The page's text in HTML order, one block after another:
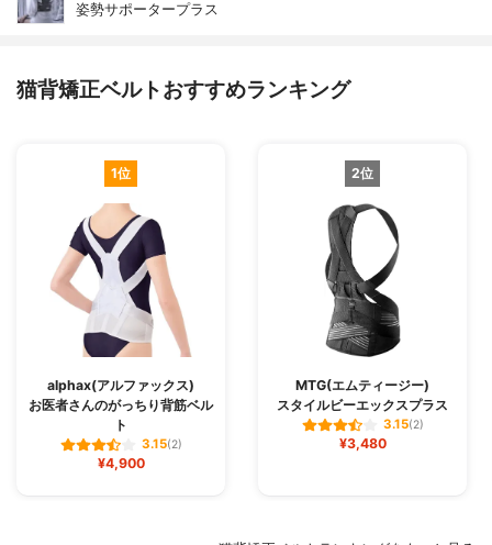
姿勢サポータープラス
猫背矯正ベルトおすすめランキング
1位
alphax(アルファックス)
お医者さんのがっちり背筋ベル
ト
3.15(2)
¥4,900
2位
MTG(エムティージー)
スタイルビーエックスプラス
3.15(2)
¥3,480